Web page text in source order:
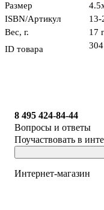
Размер
ISBN/Артикул
13-
Вес, г.
17 г
ID товара
8 495 424-84-44
Вопросы и ответы
Поучаствовать в
Интернет-магазин